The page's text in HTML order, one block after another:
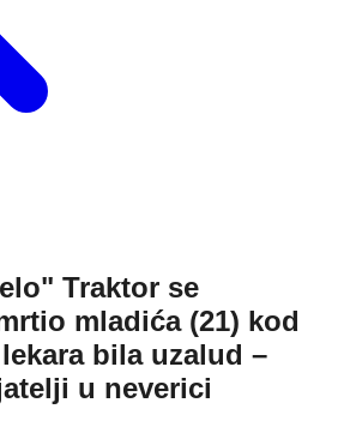
Traktor se
mladića (21) kod
bila uzalud –
u neverici